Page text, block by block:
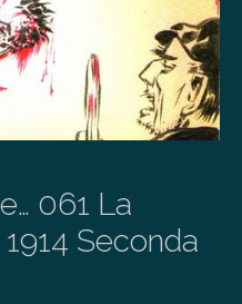
061 La
Seconda